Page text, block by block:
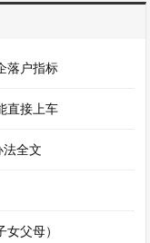
落户指标
直接上车
全文
父母）